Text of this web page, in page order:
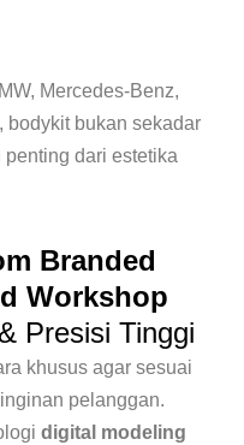
Mercedes-Benz,
bodykit bukan sekadar
dari estetika
Branded
Workshop
Presisi Tinggi
khusus agar sesuai
pelanggan.
digital modeling